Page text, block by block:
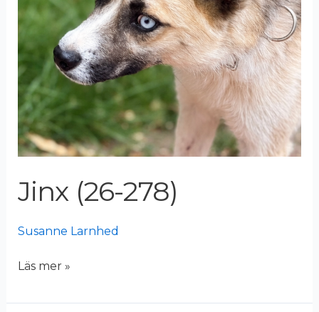
Jinx (26-278)
Susanne Larnhed
Läs mer »